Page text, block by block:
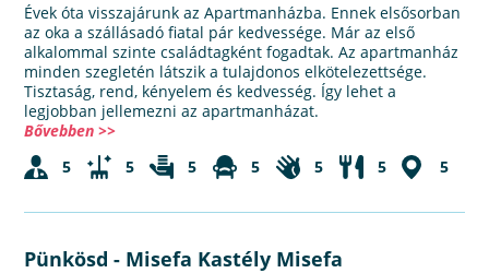
Évek óta visszajárunk az Apartmanházba. Ennek elsősorban
az oka a szállásadó fiatal pár kedvessége. Már az első
alkalommal szinte családtagként fogadtak. Az apartmanház
minden szegletén látszik a tulajdonos elkötelezettsége.
Tisztaság, rend, kényelem és kedvesség. Így lehet a
legjobban jellemezni az apartmanházat.
Bővebben >>
5
5 5 5 5 5 5
Pünkösd - Misefa Kastély Misefa